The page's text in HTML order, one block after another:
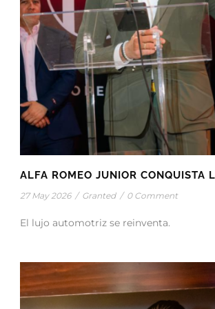
ALFA ROMEO JUNIOR CONQUISTA
27 May 2026 / Granted / 0 Comment
El lujo automotriz se reinventa.